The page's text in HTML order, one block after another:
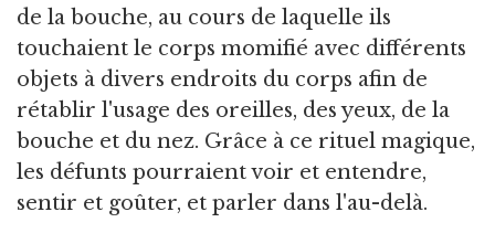
de la bouche, au cours de laquelle ils
touchaient le corps momifié avec différents
objets à divers endroits du corps afin de
rétablir l'usage des oreilles, des yeux, de la
bouche et du nez. Grâce à ce rituel magique,
les défunts pourraient voir et entendre,
sentir et goûter, et parler dans l'au-delà.